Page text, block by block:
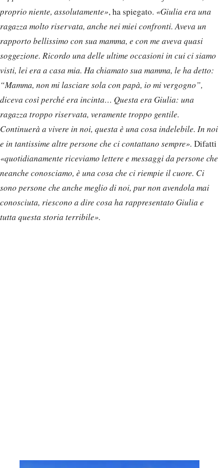
proprio niente, assolutamente», ha spiegato. «Giulia era una
ragazza molto riservata, anche nei miei confronti. Aveva un
rapporto bellissimo con sua mamma, e con me aveva quasi
soggezione. Ricordo una delle ultime occasioni in cui ci siamo
visti, lei era a casa mia. Ha chiamato sua mamma, le ha detto:
“Mamma, non mi lasciare sola con papà, io mi vergogno”,
diceva così perché era incinta… Questa era Giulia: una
ragazza troppo riservata, veramente troppo gentile.
Continuerà a vivere in noi, questa è una cosa indelebile. In noi
e in tantissime altre persone che ci contattano sempre». Difatti
«quotidianamente riceviamo lettere e messaggi da persone che
neanche conosciamo, è una cosa che ci riempie il cuore. Ci
sono persone che anche meglio di noi, pur non avendola mai
conosciuta, riescono a dire cosa ha rappresentato Giulia e
tutta questa storia terribile».